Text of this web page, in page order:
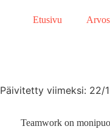
Etusivu
Päivitetty viimeksi: 22/
Teamwork on